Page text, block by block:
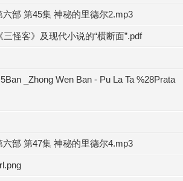
六部 第45集 神秘的里德尔2.mp3
三怪客》及现代小说的“横断面”.pdf
_Zhong Wen Ban - Pu La Ta %28Prata
六部 第47集 神秘的里德尔4.mp3